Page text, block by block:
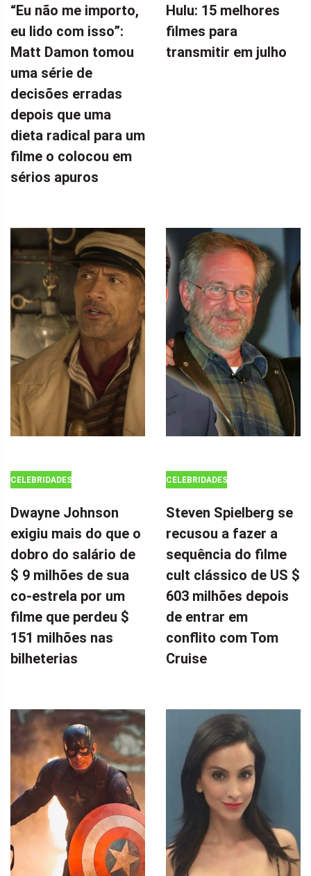
“Eu não me importo,
eu lido com isso”:
Matt Damon tomou
uma série de
decisões erradas
depois que uma
dieta radical para um
filme o colocou em
sérios apuros
Hulu: 15 melhores
filmes para
transmitir em julho
CELEBRIDADES
Dwayne Johnson
exigiu mais do que o
dobro do salário de
$ 9 milhões de sua
co-estrela por um
filme que perdeu $
151 milhões nas
bilheterias
CELEBRIDADES
Steven Spielberg se
recusou a fazer a
sequência do filme
cult clássico de US $
603 milhões depois
de entrar em
conflito com Tom
Cruise